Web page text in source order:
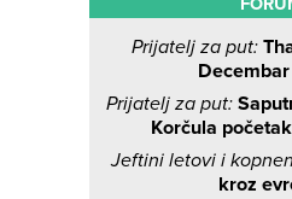
Prijatelj za put:
Prijatelj za put:
Korčula
Jeftini letovi i
kroz